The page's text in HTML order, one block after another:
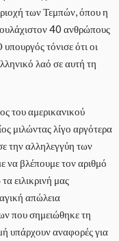
των Τεμπών, όπου η
40 ανθρώπους
τόνισε ότι οι
λαό σε αυτή τη
του αμερικανικού
μιλώντας λίγο αργότερα
την αλληλεγγύη των
βλέπουμε τον αριθμό
ειλικρινή μας
απώλεια
που σημειώθηκε τη
υπάρχουν αναφορές για